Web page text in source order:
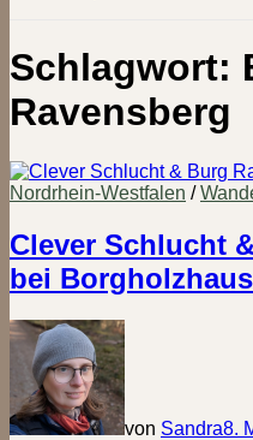
Schlagwort:
Ravensberg
Nordrhein-Westfalen /
Clever Schlucht
bei
von Sandra8.